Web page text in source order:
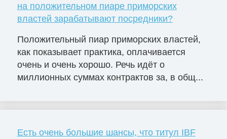
на положительном пиаре приморских
властей зарабатывают посредники?
Положительный пиар приморских властей,
как показывает практика, оплачивается
очень и очень хорошо. Речь идёт о
миллионных суммах контрактов за, в общ...
Есть очень большие шансы, что титул IBF